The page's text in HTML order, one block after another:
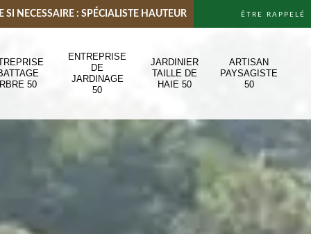
SI NECESSAIRE : SPÉCIALISTE HAUTEUR ÊTRE RAPPELÉ
50
ENTREPRISE
DE
JARDINAGE
50
JARDINIER
TAILLE DE
HAIE 50
ARTISAN
PAYSAGISTE
50